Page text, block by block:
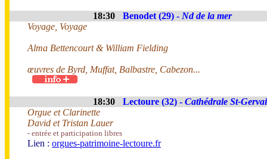
18:30 Benodet (29) - Nd de la mer
Voyage, Voyage
Alma Bettencourt & William Fielding
œuvres de Byrd, Muffat, Balbastre, Cabezon...
18:30 Lectoure (32) - Cathédrale St-
Orgue et Clarinette
David et Tristan Lauer
- entrée et participation libres
Lien : orgues-patrimoine-lectoure.fr